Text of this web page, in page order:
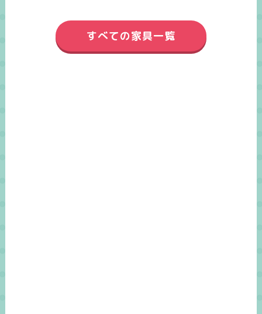
すべての家具一覧